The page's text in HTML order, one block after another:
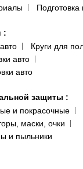
Подготовка
:
Круги для
авто
авто
защиты :
и покрасочные
маски, очки
и пыльники